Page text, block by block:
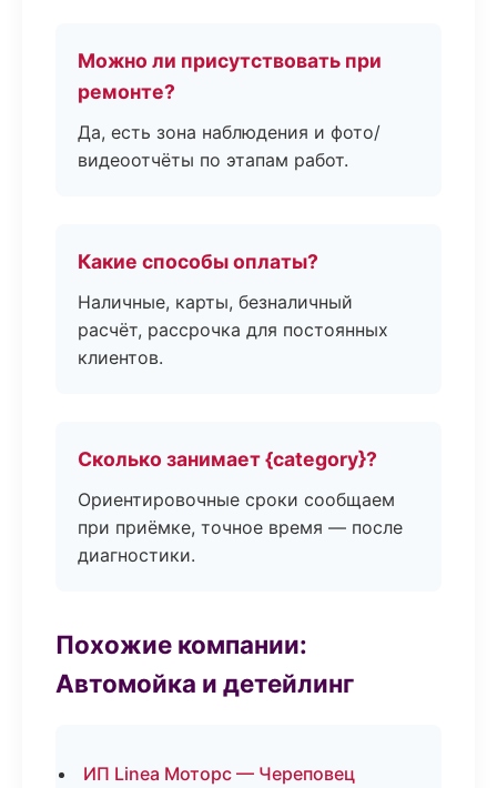
Можно ли присутствовать при
ремонте?
Да, есть зона наблюдения и фото/
видеоотчёты по этапам работ.
Какие способы оплаты?
Наличные, карты, безналичный
расчёт, рассрочка для постоянных
клиентов.
Сколько занимает {category}?
Ориентировочные сроки сообщаем
при приёмке, точное время — после
диагностики.
Похожие компании:
Автомойка и детейлинг
ИП Linea Моторс — Череповец